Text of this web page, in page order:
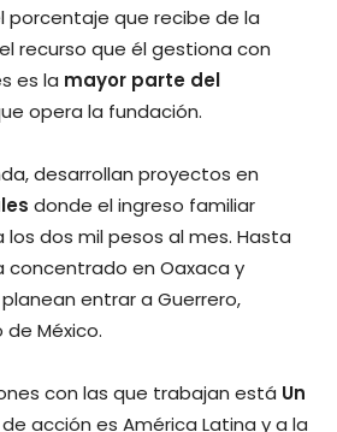
porcentaje que recibe de la
recurso que él gestiona con
es la mayor parte del
opera la fundación.
desarrollan proyectos en
donde el ingreso familiar
dos mil pesos al mes. Hasta
concentrado en Oaxaca y
entrar a Guerrero,
de México.
con las que trabajan está Un
acción es América Latina y a la